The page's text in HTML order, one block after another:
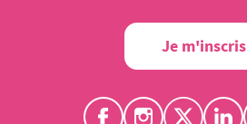
Je m'inscris